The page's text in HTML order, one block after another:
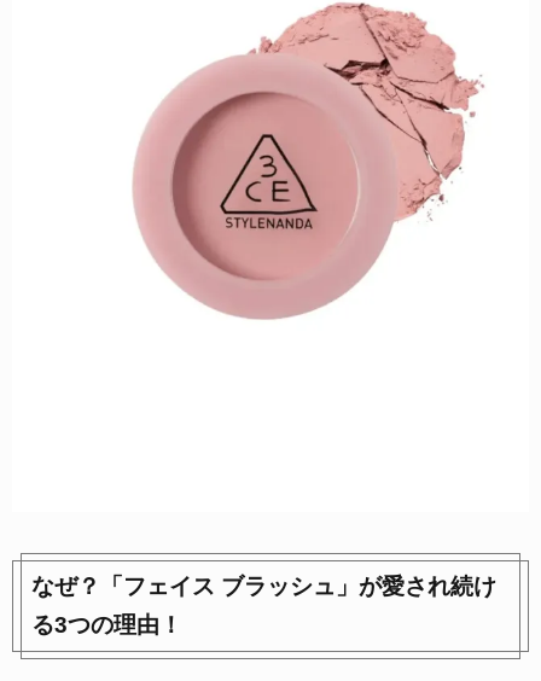
なぜ？「フェイス ブラッシュ」が愛され続け
る3つの理由！